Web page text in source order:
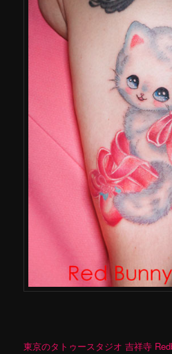
東京のタトゥースタジオ 吉祥寺